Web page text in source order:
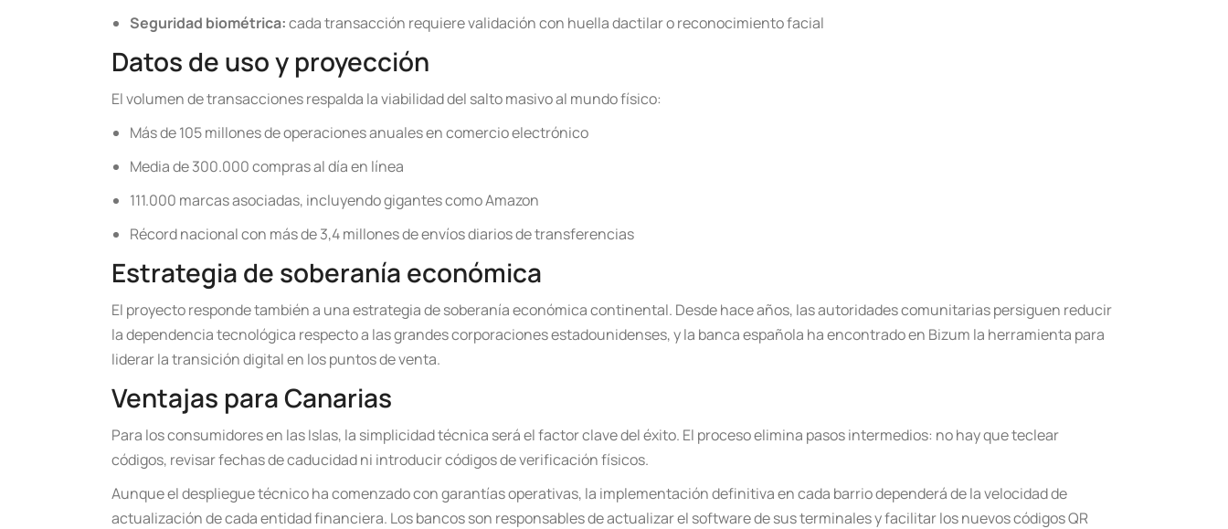
Seguridad biométrica:cada transacción requiere validación con huella dactilar o reconocimiento facial
Datos de uso y proyección
El volumen de transacciones respalda la viabilidad del salto masivo al mundo físico:
Más de 105 millones de operaciones anuales en comercio electrónico
Media de 300.000 compras al día en línea
111.000 marcas asociadas, incluyendo gigantes como Amazon
Récord nacional con más de 3,4 millones de envíos diarios de transferencias
Estrategia de soberanía económica
El proyecto responde también a una estrategia de soberanía económica continental. Desde hace años, las autoridades comunitarias persiguen reducir
la dependencia tecnológica respecto a las grandes corporaciones estadounidenses, y la banca española ha encontrado en Bizum la herramienta para
liderar la transición digital en los puntos de venta.
Ventajas para Canarias
Para los consumidores en las Islas, la simplicidad técnica será el factor clave del éxito. El proceso elimina pasos intermedios: no hay que teclear
códigos, revisar fechas de caducidad ni introducir códigos de verificación físicos.
Aunque el despliegue técnico ha comenzado con garantías operativas, la implementación definitiva en cada barrio dependerá de la velocidad de
actualización de cada entidad financiera. Los bancos son responsables de actualizar el software de sus terminales y facilitar los nuevos códigos QR